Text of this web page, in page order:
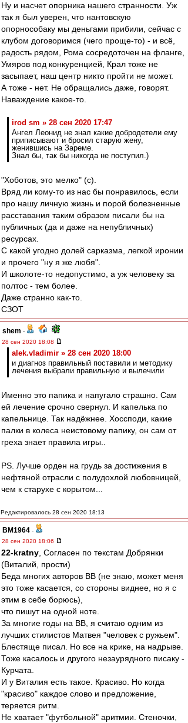
Ну и насчет опорника нашего странности. Уж
так я был уверен, что нантовскую
опорнособаку мы деньгами прибили, сейчас с
клубом договоримся (чего проще-то) - и всё,
радость рядом, Рома сосредоточен на фланге,
Умяров под конкуренцией, Крал тоже не
засыпает, наш центр никто пройти не может.
А тоже - нет. Не обращались даже, говорят.
Наваждение какое-то.
irod sm » 28 сен 2020 17:47
Ангел Леонид не знал какие добродетели ему
приписывают и бросил старую жену,
женившись на Зареме.
Знал бы, так бы никогда не поступил.)
"Хоботов, это мелко" (с).
Вряд ли кому-то из нас бы понравилось, если
про нашу личную жизнь и порой болезненные
расставания таким образом писали бы на
публичных (да и даже на непубличных)
ресурсах.
С какой угодно долей сарказма, легкой иронии
и прочего "ну я же любя".
И школоте-то недопустимо, а уж человеку за
полтос - тем более.
Даже странно как-то.
СЗОТ
shem -
28 сен 2020 18:08
alek.vladimir » 28 сен 2020 18:00
и диагноз правильный поставили и методику
лечения выбрали правильную и вылечили
Именно это папика и напугало страшно. Сам
ей лечение срочно свернул. И капелька по
капельнице. Так надёжнее. Хоссподи, какие
палки в колеса неистовому папику, он сам от
греха знает правила игры..
PS. Лучше орден на грудь за достижения в
нефтяной отрасли с полудохлой любовницей,
чем к старухе с корытом...
Редактировалось 28 сен 2020 18:13
BM1964 -
28 сен 2020 18:06
22-kratny , Согласен по текстам Добрянки
(Виталий, прости)
Беда многих авторов ВВ (не знаю, может меня
это тоже касается, со стороны виднее, но я с
этим в себе борюсь),
что пишут на одной ноте.
За многие годы на ВВ, я считаю одним из
лучших стилистов Матвея "человек с ружьем".
Блестяще писал. Но все на крике, на надрыве.
Тоже касалось и другого незаурядного писаку -
Курчата.
И у Виталия есть такое. Красиво. Но когда
"красиво" каждое слово и предложение,
теряется ритм.
Не хватает "футбольной" аритмии. Стеночки,